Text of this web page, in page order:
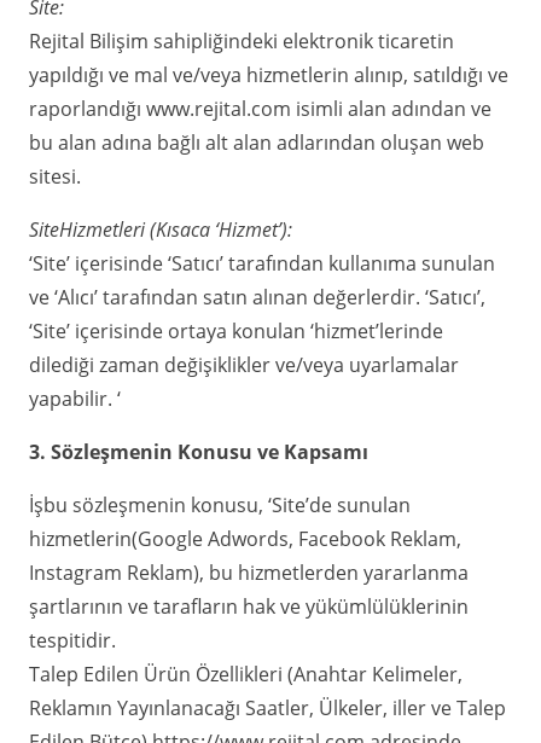
Site:
Rejital Bilişim sahipliğindeki elektronik ticaretin
yapıldığı ve mal ve/veya hizmetlerin alınıp, satıldığı ve
raporlandığı www.rejital.com isimli alan adından ve
bu alan adına bağlı alt alan adlarından oluşan web
sitesi.
SiteHizmetleri (Kısaca ‘Hizmet’):
‘Site’ içerisinde ‘Satıcı’ tarafından kullanıma sunulan
ve ‘Alıcı’ tarafından satın alınan değerlerdir. ‘Satıcı’,
‘Site’ içerisinde ortaya konulan ‘hizmet’lerinde
dilediği zaman değişiklikler ve/veya uyarlamalar
yapabilir. ‘
3. Sözleşmenin Konusu ve Kapsamı
İşbu sözleşmenin konusu, ‘Site’de sunulan
hizmetlerin(Google Adwords, Facebook Reklam,
Instagram Reklam), bu hizmetlerden yararlanma
şartlarının ve tarafların hak ve yükümlülüklerinin
tespitidir.
Talep Edilen Ürün Özellikleri (Anahtar Kelimeler,
Reklamın Yayınlanacağı Saatler, Ülkeler, iller ve Talep